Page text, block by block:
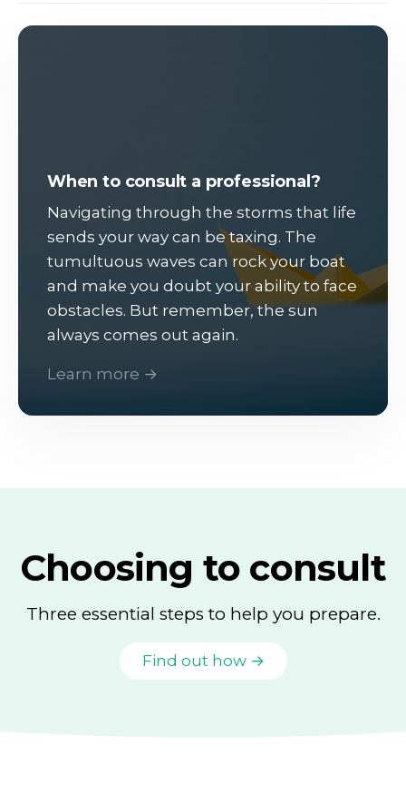
When to consult a professional?
Navigating through the storms that life
sends your way can be taxing. The
tumultuous waves can rock your boat
and make you doubt your ability to face
obstacles. But remember, the sun
always comes out again.
Learn more →
Choosing to consult
Three essential steps to help you prepare.
Find out how →